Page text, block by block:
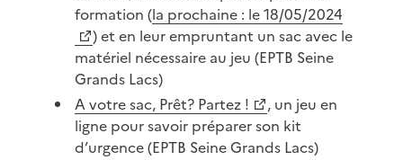
formation (la prochaine : le 18/05/2024
) et en leur empruntant un sac avec le
matériel nécessaire au jeu (EPTB Seine
Grands Lacs)
A votre sac, Prêt? Partez !
, un jeu en
ligne pour savoir préparer son kit
d’urgence (EPTB Seine Grands Lacs)